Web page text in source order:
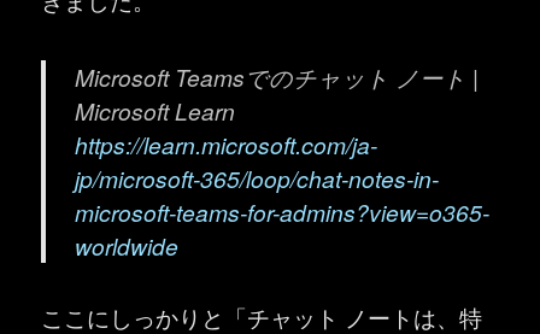
Microsoft Teamsでのチャット ノート |
Microsoft Learn
https://learn.microsoft.com/ja-
jp/microsoft-365/loop/chat-notes-in-
microsoft-teams-for-admins?view=o365-
worldwide
ここにしっかりと「チャット ノートは、特